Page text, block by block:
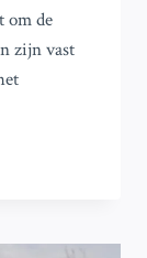
om de
zijn vast